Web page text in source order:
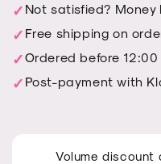
MAMAMAMA
Not satisfied?
Free shipping on
Ordered before
Post-payment with
Volume discount